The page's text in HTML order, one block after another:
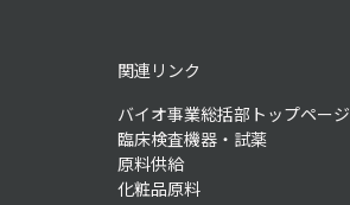
関連リンク
バイオ事業総括部トップページ
臨床検査機器・試薬
原料供給
化粧品原料